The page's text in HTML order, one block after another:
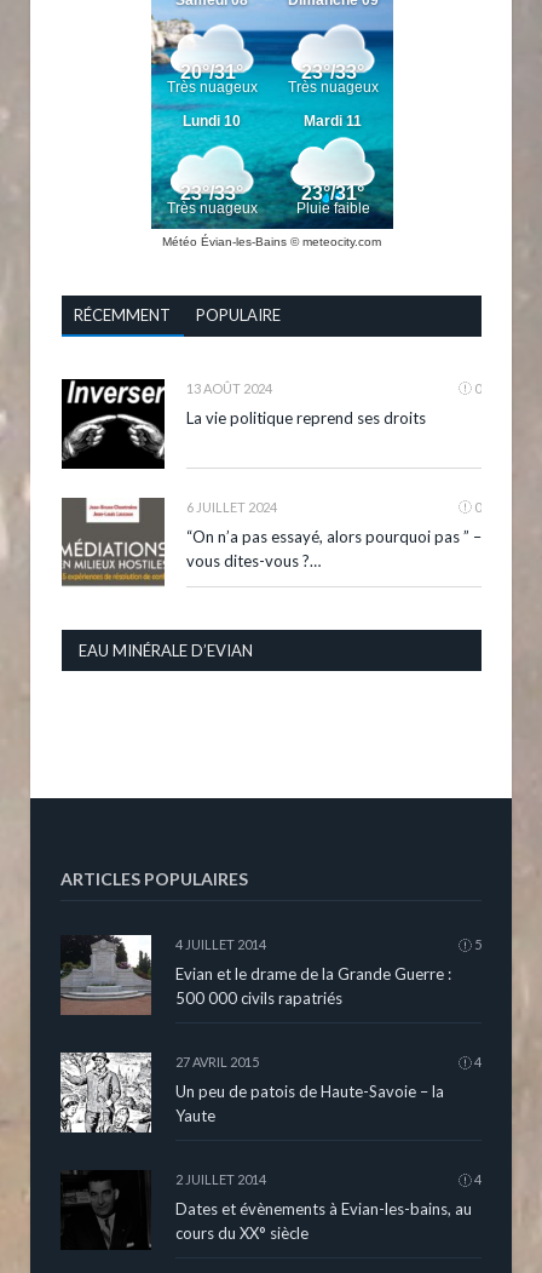
Météo Évian-les-Bains © meteocity.com
RÉCEMMENT POPULAIRE
13 AOÛT 2024 0
La vie politique reprend ses droits
6 JUILLET 2024 0
“On n’a pas essayé, alors pourquoi pas ” –
vous dites-vous ?…
EAU MINÉRALE D’EVIAN
ARTICLES POPULAIRES
4 JUILLET 2014 5
Evian et le drame de la Grande Guerre :
500 000 civils rapatriés
27 AVRIL 2015 4
Un peu de patois de Haute-Savoie – la
Yaute
2 JUILLET 2014 4
Dates et évènements à Evian-les-bains, au
cours du XX° siècle